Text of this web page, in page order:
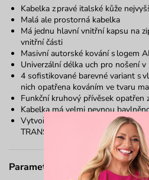
Kabelka z pravé italské kůže
Malá ale prostorná kabelka
Má jednu hlavní vnitřní kapsu na
vnitřní části
Masivní autorské kování s logem
Univerzální délka uch pro nošení
4 sofistikované barevné variant s
nich opatřena kováním ve tvaru
Funkční kruhový přívěsek opatřen
Kabelka má velmi pevnou
Vytvořeno ve spolupráci se
TRANSYLVANIA
Parametry